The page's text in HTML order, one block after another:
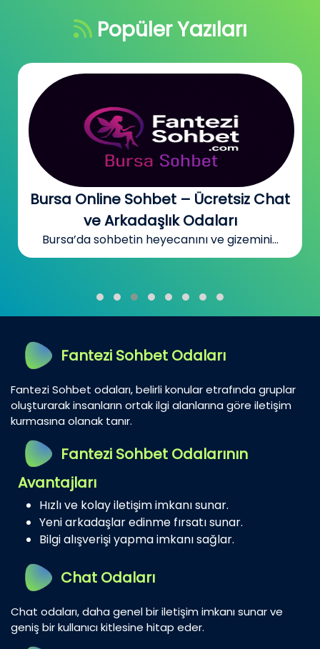
Popüler Yazıları
Bursa Online Sohbet – Ücretsiz Chat
ve Arkadaşlık Odaları
Bursa’da sohbetin heyecanını ve gizemini...
Fantezi Sohbet Odaları
Fantezi Sohbet odaları, belirli konular etrafında gruplar
oluşturarak insanların ortak ilgi alanlarına göre iletişim
kurmasına olanak tanır.
Fantezi Sohbet Odalarının
Avantajları
Hızlı ve kolay iletişim imkanı sunar.
Yeni arkadaşlar edinme fırsatı sunar.
Bilgi alışverişi yapma imkanı sağlar.
Chat Odaları
Chat odaları, daha genel bir iletişim imkanı sunar ve
geniş bir kullanıcı kitlesine hitap eder.